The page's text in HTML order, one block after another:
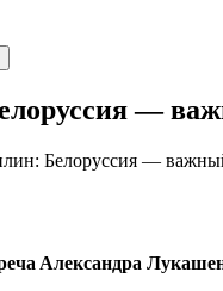
—
Белоруссия —
Aлeксaндрa